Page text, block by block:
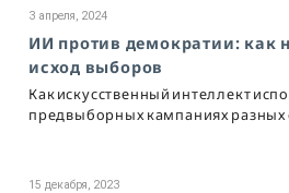
3 апреля, 2024
ИИ против демократии: как
исход выборов
Как искусственный интеллект
предвыборных кампаниях разных
15 декабря, 2023